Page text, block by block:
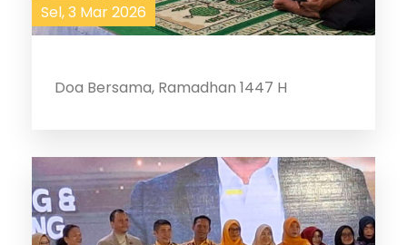
Sel, 3 Mar 2026
Doa Bersama, Ramadhan 1447 H